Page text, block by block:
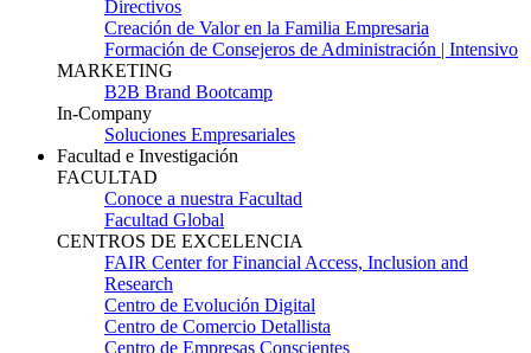
Directivos
Creación de Valor en la Familia Empresaria
Formación de Consejeros de Administración | Intensivo
MARKETING
B2B Brand Bootcamp
In-Company
Soluciones Empresariales
Facultad e Investigación
FACULTAD
Conoce a nuestra Facultad
Facultad Global
CENTROS DE EXCELENCIA
FAIR Center for Financial Access, Inclusion and
Research
Centro de Evolución Digital
Centro de Comercio Detallista
Centro de Empresas Conscientes